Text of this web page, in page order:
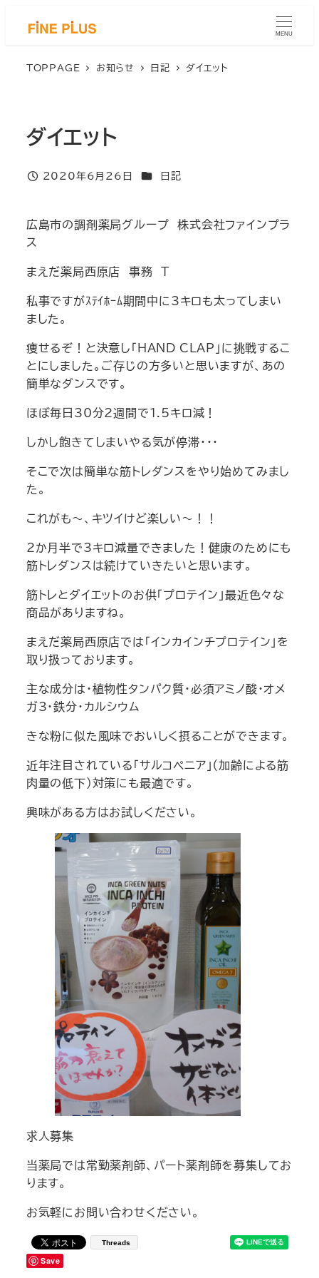
MENU
TOPPAGE お知らせ 日記 ダイエット
ダイエット
投稿日
2020年6月26日 カテゴリー
日記
広島市の調剤薬局グループ 株式会社ファインプラ
ス
まえだ薬局西原店 事務 T
私事ですがｽﾃｲﾎｰﾑ期間中に3キロも太ってしまい
ました。
痩せるぞ！と決意し「HAND CLAP」に挑戦するこ
とにしました。ご存じの方多いと思いますが、あの
簡単なダンスです。
ほぼ毎日30分2週間で1.5キロ減！
しかし飽きてしまいやる気が停滞・・・
そこで次は簡単な筋トレダンスをやり始めてみまし
た。
これがも～、キツイけど楽しい～！！
2か月半で3キロ減量できました！健康のためにも
筋トレダンスは続けていきたいと思います。
筋トレとダイエットのお供「プロテイン」最近色々な
商品がありますね。
まえだ薬局西原店では「インカインチプロテイン」を
取り扱っております。
主な成分は・植物性タンパク質・必須アミノ酸・オメ
ガ3・鉄分・カルシウム
きな粉に似た風味でおいしく摂ることができます。
近年注目されている「サルコペニア」（加齢による筋
肉量の低下）対策にも最適です。
興味がある方はお試しください。
求人募集
当薬局では常勤薬剤師、パート薬剤師を募集してお
ります。
お気軽にお問い合わせください。
Threads
Save